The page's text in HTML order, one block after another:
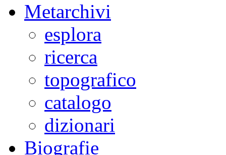
Metarchivi
esplora
ricerca
topografico
catalogo
dizionari
Biografie